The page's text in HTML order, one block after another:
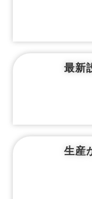
最新
生産